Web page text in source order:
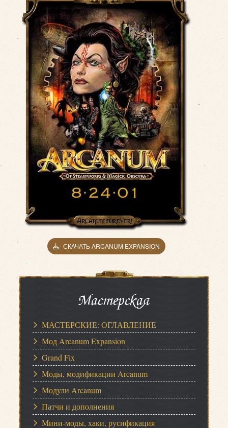
СКАЧАТЬ ARCANUM EXPANSION
Мастерская
МАСТЕРСКИЕ: ОГЛАВЛЕНИЕ
Мод Arcanum Expansion
Grand Fix
Моды, модификации Arcanum
Модули Arcanum
Патчи и дополнения
Мини-моды, хаки, русификация